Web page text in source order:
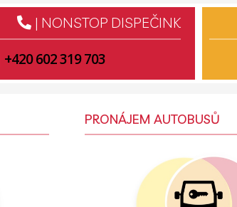
| NONSTOP DISPEČINK
+420 602 319 703
PRONÁJEM AUTOBUSŮ